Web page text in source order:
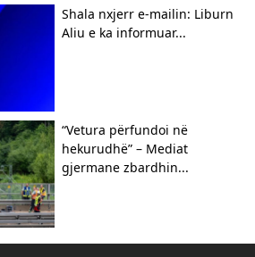
Shala nxjerr e-mailin: Liburn
Aliu e ka informuar...
“Vetura përfundoi në
hekurudhë” – Mediat
gjermane zbardhin...